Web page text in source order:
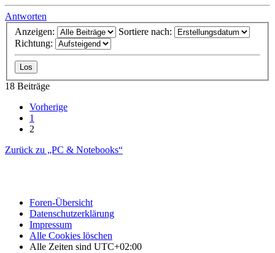
Antworten
Anzeigen:
Sortiere nach:
Richtung:
18 Beiträge
Vorherige
1
2
Zurück zu „PC & Notebooks“
Foren-Übersicht
Datenschutzerklärung
Impressum
Alle Cookies löschen
Alle Zeiten sind UTC+02:00